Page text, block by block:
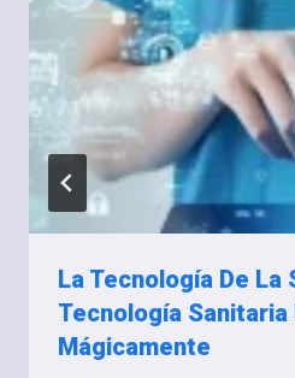
La Tecnología De La
Tecnología
Mágicamente